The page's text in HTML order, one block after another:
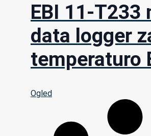
EBI 11-T233
data logger
temperaturo
Ogled